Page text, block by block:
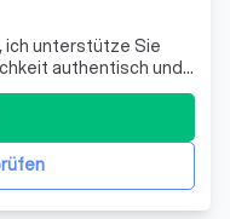
unterstütze Sie
authentisch und